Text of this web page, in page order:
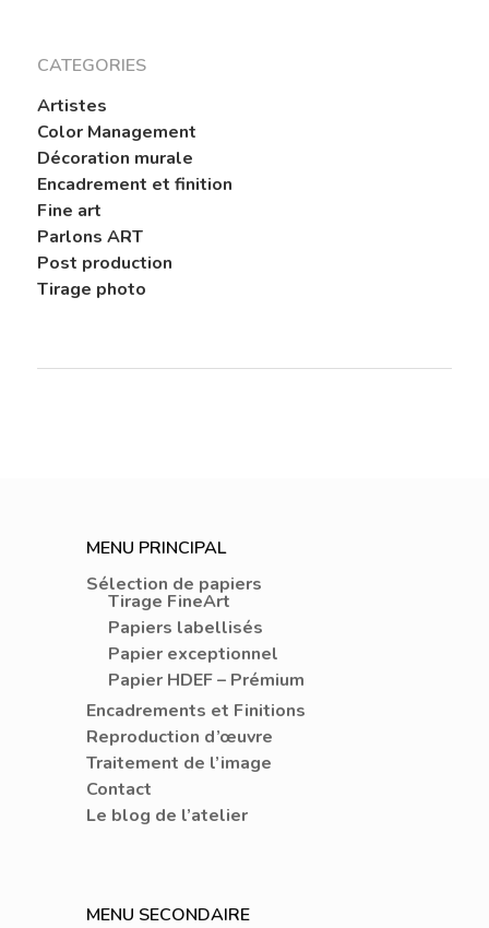
CATEGORIES
Artistes
Color Management
Décoration murale
Encadrement et finition
Fine art
Parlons ART
Post production
Tirage photo
MENU PRINCIPAL
Sélection de papiers
Tirage FineArt
Papiers labellisés
Papier exceptionnel
Papier HDEF – Prémium
Encadrements et Finitions
Reproduction d’œuvre
Traitement de l’image
Contact
Le blog de l’atelier
MENU SECONDAIRE